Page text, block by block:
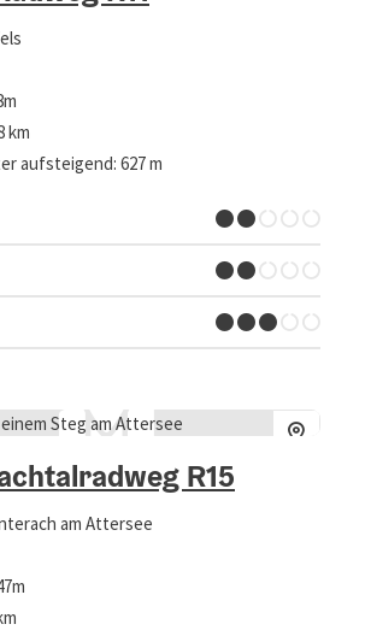
km
aufsteigend: 627 m
R15
am Attersee